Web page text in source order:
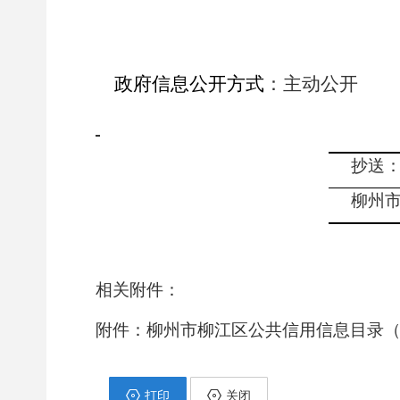
政府信息公开方式 ：主动公开
抄送
柳州
相关附件：
附件：柳州市柳江区公共信用信息目录
打印 关闭